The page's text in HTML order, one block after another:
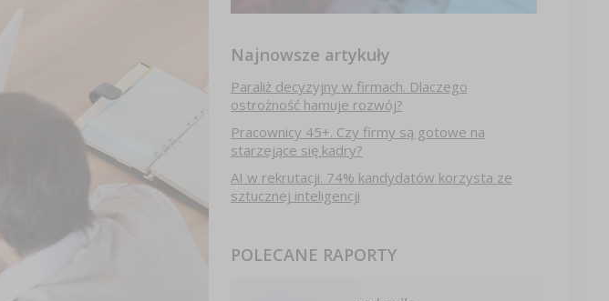
Najnowsze artykuły
Paraliż decyzyjny w firmach. Dlaczego
ostrożność hamuje rozwój?
Pracownicy 45+. Czy firmy są gotowe na
starzejące się kadry?
AI w rekrutacji. 74% kandydatów korzysta ze
sztucznej inteligencji
POLECANE RAPORTY